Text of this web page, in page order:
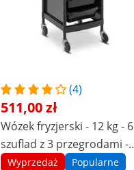
(4)
511,00 zł
Wózek fryzjerski - 12 kg - 6
szuflad z 3 przegrodami -
uchwyt na suszarkę - półka
Wyprzedaż Popularne